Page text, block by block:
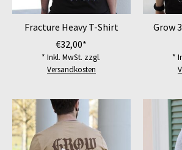
Fracture Heavy T-Shirt
€32,00*
* Inkl. MwSt. zzgl.
Versandkosten
Grow
*